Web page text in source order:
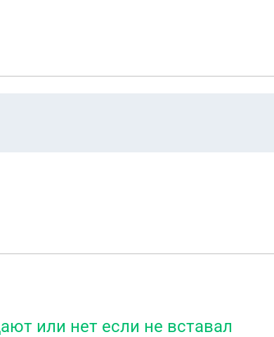
или нет если не вставал